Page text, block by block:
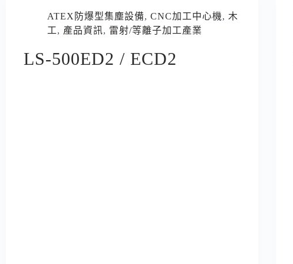
ATEX防爆型集塵設備, CNC加工中心機, 木
工, 產品資訊, 雷射/等離子加工產業
LS-500ED2 / ECD2